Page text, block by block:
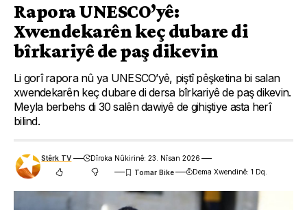
Rapora UNESCO’yê:
Xwendekarên keç dubare di
bîrkariyê de paş dikevin
Li gorî rapora nû ya UNESCO’yê, piştî pêşketina bi salan
xwendekarên keç dubare di dersa bîrkariyê de paş dikevin.
Meyla berbehs di 30 salên dawiyê de gihiştiye asta herî
bilind.
Stêrk TV
Dîroka Nûkirinê: 23. Nîsan 2026
Dema Xwendinê: 1 Dq.